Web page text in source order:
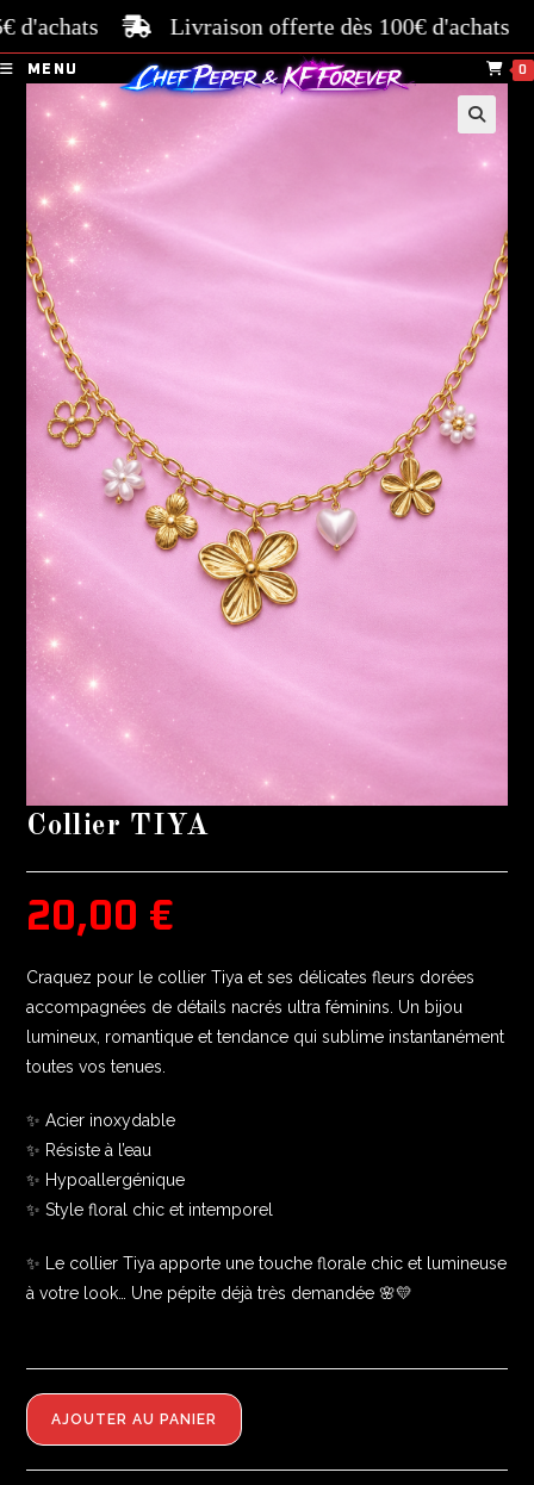
Livraison offerte dès 100€ d'achats
MENU 0
Collier TIYA
20,00 €
Craquez pour le collier Tiya et ses délicates fleurs dorées
accompagnées de détails nacrés ultra féminins. Un bijou
lumineux, romantique et tendance qui sublime instantanément
toutes vos tenues.
✨ Acier inoxydable
✨ Résiste à l’eau
✨ Hypoallergénique
✨ Style floral chic et intemporel
✨ Le collier Tiya apporte une touche florale chic et lumineuse
à votre look… Une pépite déjà très demandée 🌸💛
AJOUTER AU PANIER